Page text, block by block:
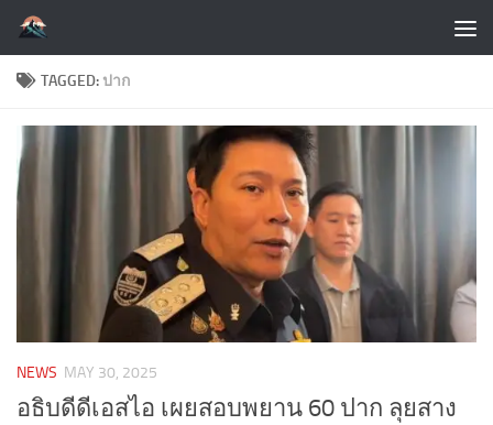
Skip to content
TAGGED: ปาก
NEWS MAY 30, 2025
อธิบดีดีเอสไอ เผยสอบพยาน 60 ปาก ลุยสาง